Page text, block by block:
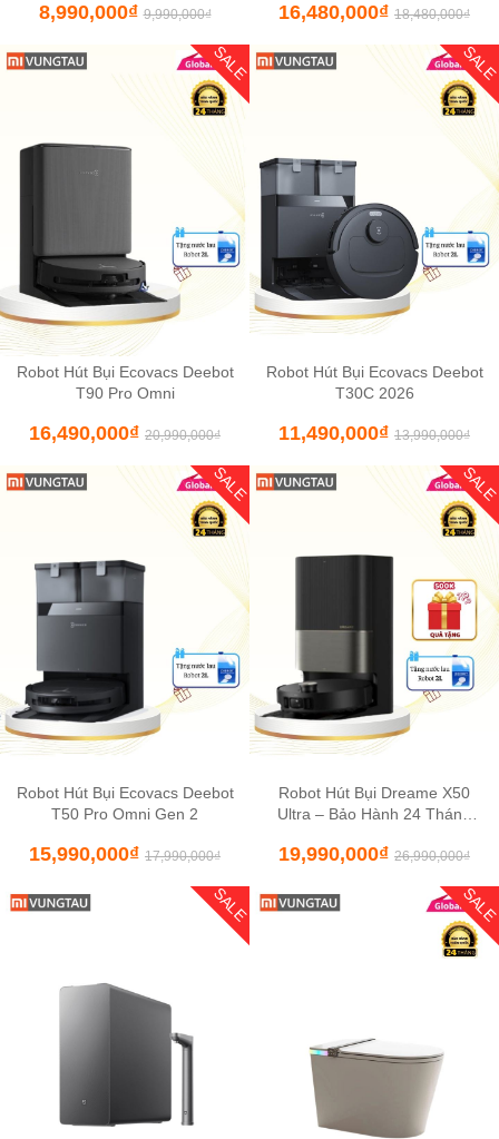
8,990,000₫ 9,990,000₫ 16,480,000₫ 18,480,000₫
SALE
Robot Hút Bụi Ecovacs Deebot
T90 Pro Omni
16,490,000₫ 20,990,000₫
SALE
Robot Hút Bụi Ecovacs Deebot
T30C 2026
11,490,000₫ 13,990,000₫
SALE
Robot Hút Bụi Ecovacs Deebot
T50 Pro Omni Gen 2
15,990,000₫ 17,990,000₫
SALE
Robot Hút Bụi Dreame X50
Ultra – Bảo Hành 24 Tháng
19,990,000₫ 26,990,000₫
SALE SALE